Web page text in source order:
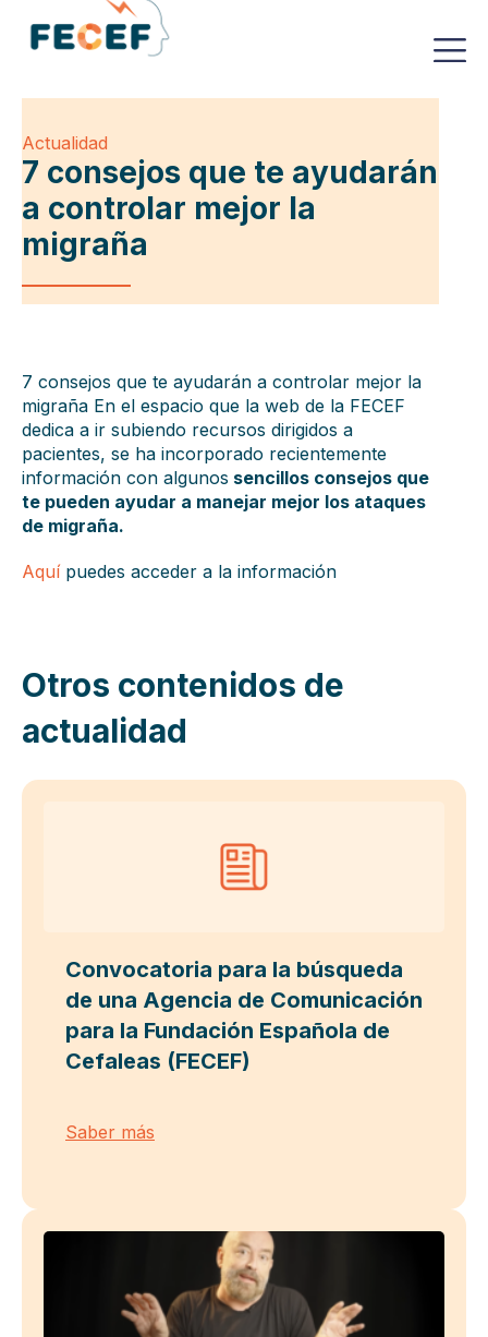
Actualidad
7 consejos que te ayudarán
a controlar mejor la
migraña
7 consejos que te ayudarán a controlar mejor la
migraña En el espacio que la web de la FECEF
dedica a ir subiendo recursos dirigidos a
pacientes, se ha incorporado recientemente
información con algunos sencillos consejos que
te pueden ayudar a manejar mejor los ataques
de migraña.
Aquípuedes acceder a la información
Otros contenidos de
actualidad
Convocatoria para la búsqueda
de una Agencia de Comunicación
para la Fundación Española de
Cefaleas (FECEF)
Saber más